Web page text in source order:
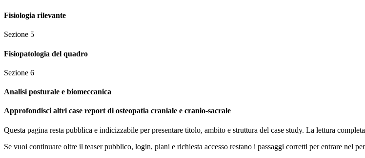
Fisiologia rilevante
Sezione 5
Fisiopatologia del quadro
Sezione 6
Analisi posturale e biomeccanica
Approfondisci altri case report di osteopatia craniale e cranio-sacrale
Questa pagina resta pubblica e indicizzabile per presentare titolo, ambito e struttura del case study. La lettura
Se vuoi continuare oltre il teaser pubblico, login, piani e richiesta accesso restano i passaggi corretti per entrare nel